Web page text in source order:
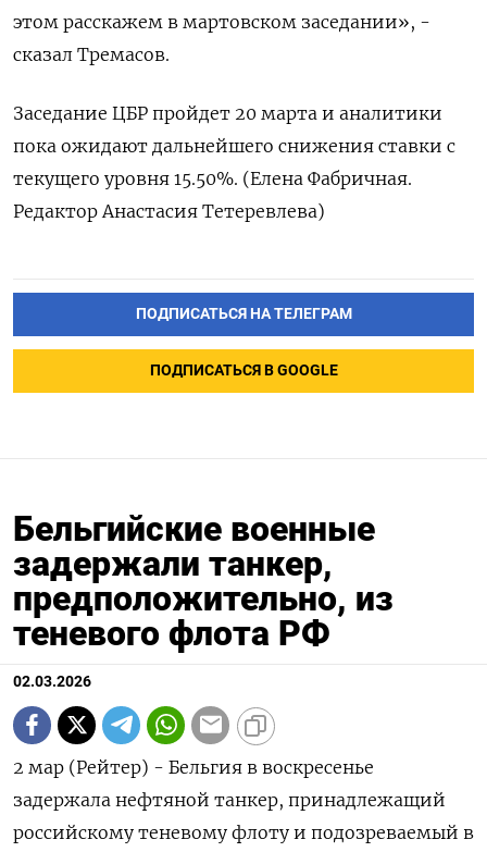
этом расскажем в мартовском заседании», -
сказал Тремасов.
Заседание ЦБР пройдет ​20 марта и аналитики
пока ожидают дальнейшего снижения ставки с
‌текущего уровня 15.50%. (Елена Фабричная.
Редактор Анастасия Тетеревлева)
ПОДПИСАТЬСЯ НА ТЕЛЕГРАМ
ПОДПИСАТЬСЯ В GOOGLE
Бельгийские военные
задержали танкер,
предположительно, из
теневого флота РФ
02.03.2026
2 мар (Рейтер) - Бельгия в воскресенье
задержала нефтяной танкер, принадлежащий
российскому теневому флоту ‌и подозреваемый в